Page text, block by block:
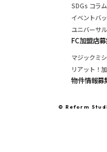
SDGs コラム
イベントバ
ユニバーサ
FC加盟店
マジックミ
リアット！
物件情報募
© Reform